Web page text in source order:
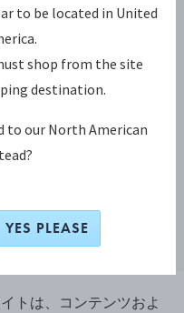
トは、コンテンツおよ
to be located in United
shop from the site
destination.
to our North American
YES PLEASE